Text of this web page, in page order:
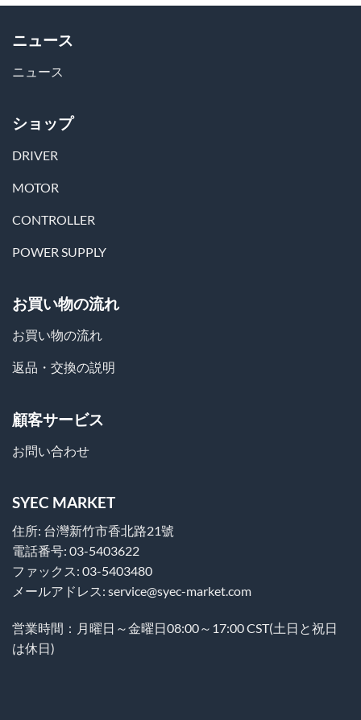
ニュース
ニュース
ショップ
DRIVER
MOTOR
CONTROLLER
POWER SUPPLY
お買い物の流れ
お買い物の流れ
返品・交換の説明
顧客サービス
お問い合わせ
SYEC MARKET
住所: 台灣新竹市香北路21號
電話番号: 03-5403622
ファックス: 03-5403480
メールアドレス: service@syec-market.com
営業時間：月曜日～金曜日08:00～17:00 CST(土日と祝日
は休日)